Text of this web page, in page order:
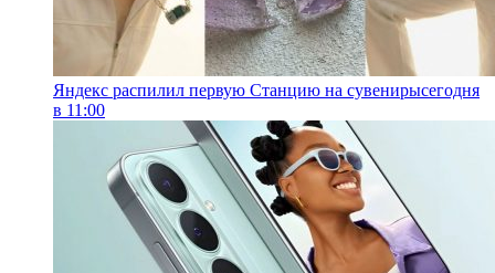
Яндекс распилил первую Станцию на сувенирысегодня
в 11:00